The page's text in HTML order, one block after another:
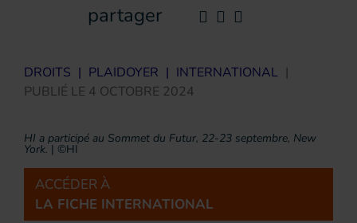
partager
DROITS | PLAIDOYER | INTERNATIONAL |
PUBLIÉ LE 4 OCTOBRE 2024
HI a participé au Sommet du Futur, 22-23 septembre, New
York. | ©HI
ACCÉDER À
LA FICHE INTERNATIONAL